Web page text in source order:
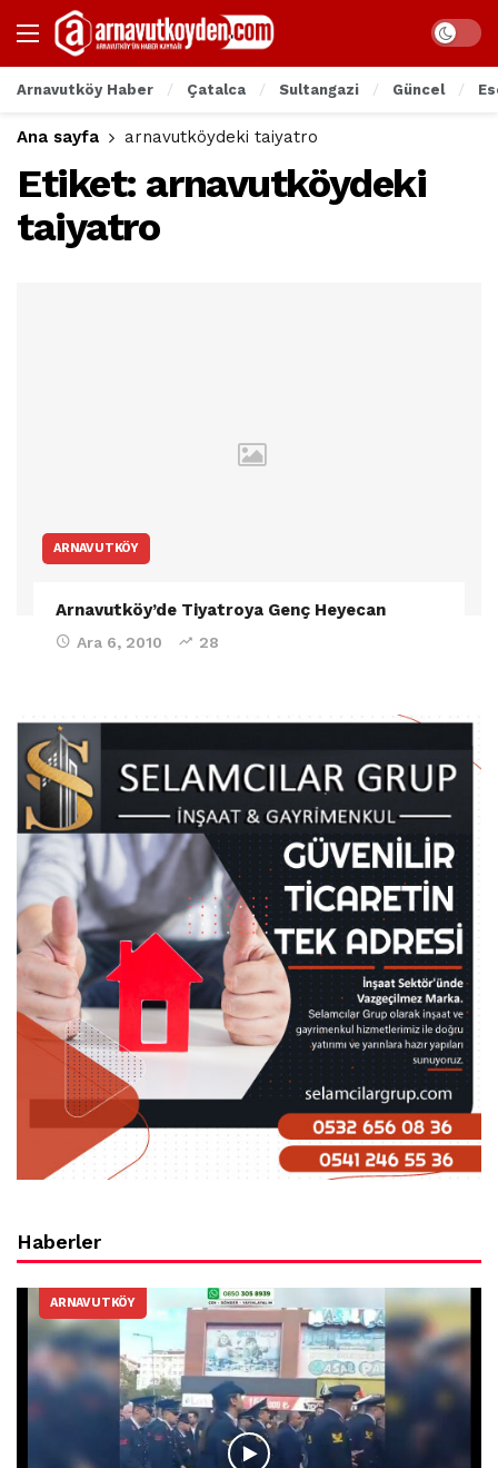
Arnavutköy Haber Çatalca Sultangazi Güncel
Ana sayfa arnavutköydeki taiyatro
Etiket: arnavutköydeki
taiyatro
ARNAVUTKÖY
Arnavutköy’de Tiyatroya Genç Heyecan
Ara 6, 2010 28
Haberler
ARNAVUTKÖY